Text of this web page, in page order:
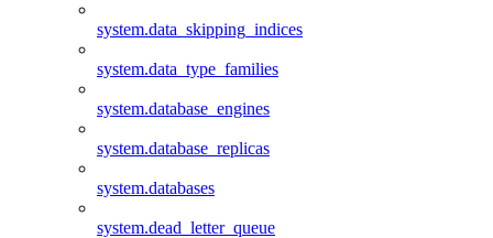
system.data_skipping_indices
system.data_type_families
system.database_engines
system.database_replicas
system.databases
system.dead_letter_queue